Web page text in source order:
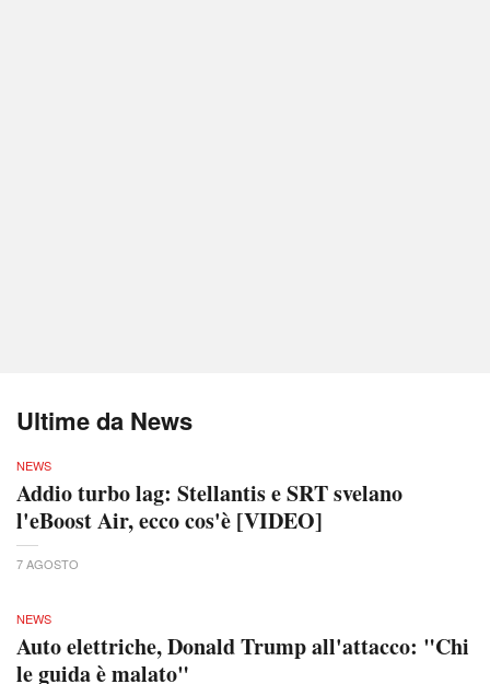
Ultime da News
NEWS
Addio turbo lag: Stellantis e SRT svelano
l'eBoost Air, ecco cos'è [VIDEO]
7 AGOSTO
NEWS
Auto elettriche, Donald Trump all'attacco: "Chi
le guida è malato"